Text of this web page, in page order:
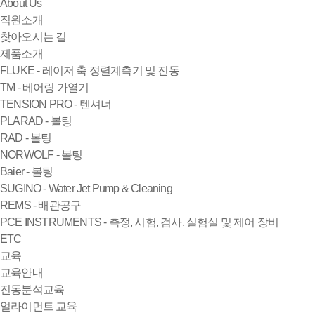
About Us
직원소개
찾아오시는 길
제품소개
FLUKE - 레이저 축 정렬계측기 및 진동
TM - 베어링 가열기
TENSION PRO - 텐셔너
PLARAD - 볼팅
RAD - 볼팅
NORWOLF - 볼팅
Baier - 볼팅
SUGINO - Water Jet Pump & Cleaning
REMS - 배관공구
PCE INSTRUMENTS - 측정, 시험, 검사, 실험실 및 제어 장비
ETC
교육
교육안내
진동분석교육
얼라이먼트 교육